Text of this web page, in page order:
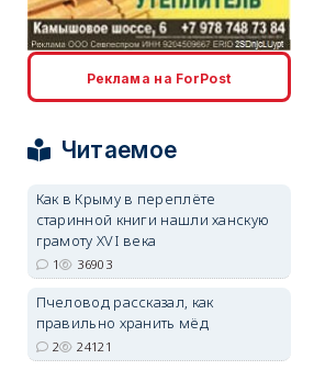
erid: 2SDnjcLUypt
erid: 2SDnjcrDNw6
Реклама на ForPost
Читаемое
Как в Крыму в переплёте
старинной книги нашли ханскую
грамоту XVI века
1 36903
Пчеловод рассказал, как
правильно хранить мёд
2 24121